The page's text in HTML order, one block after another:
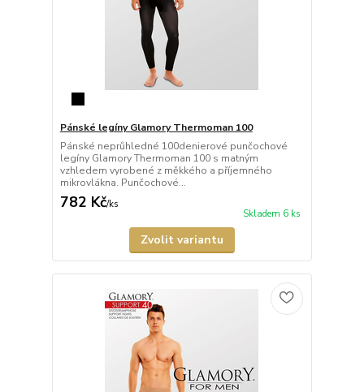
Pánské legíny Glamory Thermoman 100
Pánské neprůhledné 100denierové punčochové
legíny Glamory Thermoman 100 s matným
vzhledem vyrobené z měkkého a příjemného
mikrovlákna. Punčochové...
782 Kč/ks
Skladem 6 ks
Zvolit variantu